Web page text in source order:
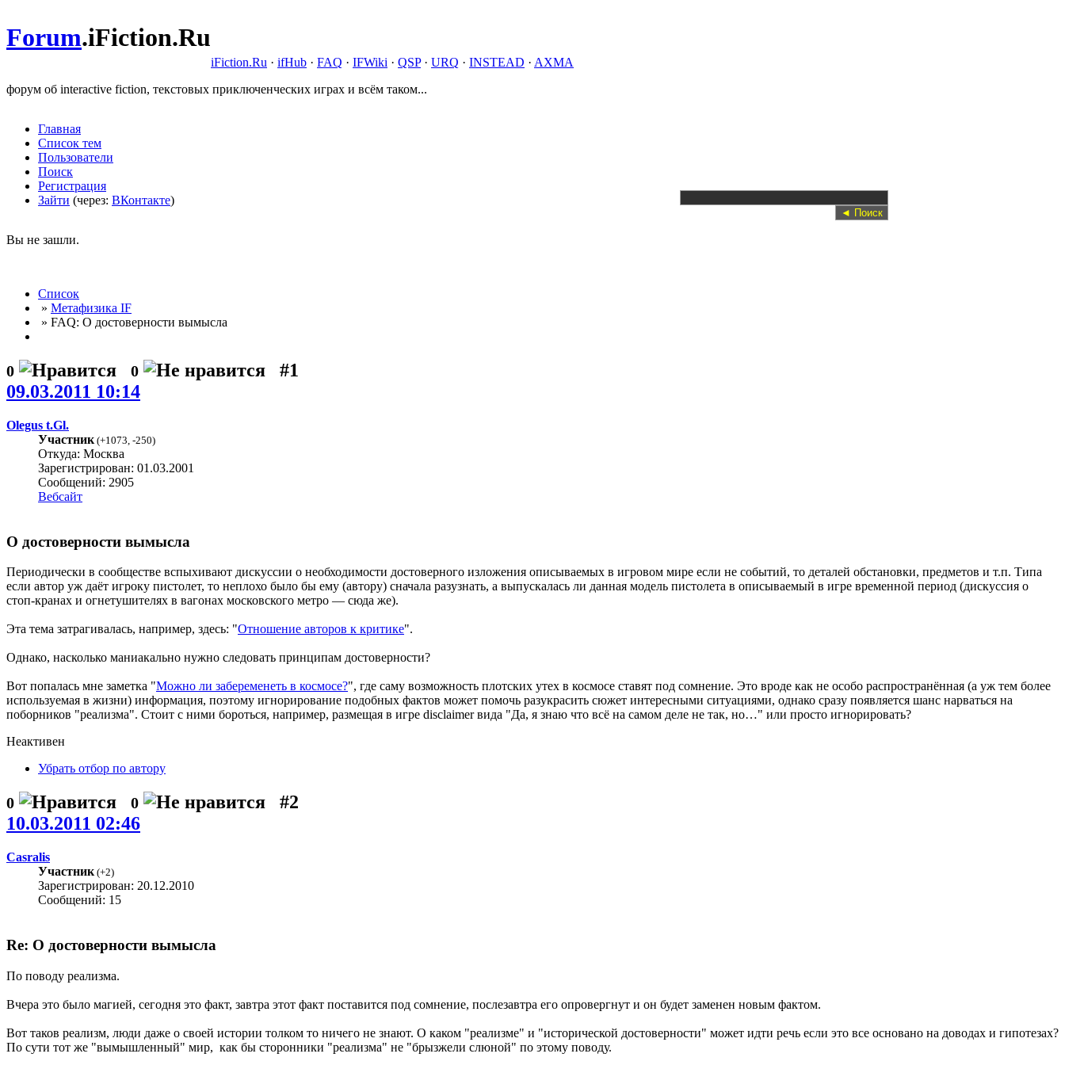
Forum.iFiction.Ru
iFiction.Ru · ifHub · FAQ · IFWiki · QSP· URQ · INSTEAD · AXMA
форум об interactive fiction, текстовых приключенческих играх и всём таком...
Главная
Список тем
Пользователи
Поиск
Регистрация
Зайти (через: ВКонтакте)
Вы не зашли.
Список
» Метафизика IF
» FAQ: О достоверности вымысла
0 0
#1
09.03.2011 10:14
Olegus t.Gl.
Участник (+1073 -250)
Откуда: Москва
Зарегистрирован: 01.03.2001
Сообщений: 2905
Вебсайт
О достоверности вымысла
Периодически в сообществе вспыхивают дискуссии о необходимости достоверного изложения описываемых в игровом мире если не событий, то деталей обстановки, предметов и т.п. Типа
если автор уж даёт игроку пистолет, то неплохо было бы ему (автору) сначала разузнать, а выпускалась ли данная модель пистолета в описываемый в игре временной период (дискуссия о
стоп-кранах и огнетушителях в вагонах московского метро — сюда же).
Эта тема затрагивалась, например, здесь: "Отношение авторов к критике".
Однако, насколько маниакально нужно следовать принципам достоверности?
Вот попалась мне заметка "Можно ли забеременеть в космосе?", где саму возможность плотских утех в космосе ставят под сомнение. Это вроде как не особо распространённая (а уж тем более
используемая в жизни) информация, поэтому игнорирование подобных фактов может помочь разукрасить сюжет интересными ситуациями, однако сразу появляется шанс нарваться на
поборников "реализма". Стоит с ними бороться, например, размещая в игре disclaimer вида "Да, я знаю что всё на самом деле не так, но…" или просто игнорировать?
Неактивен
Убрать отбор по автору
0 0
#2
10.03.2011 02:46
Casralis
Участник(+2)
Зарегистрирован: 20.12.2010
Сообщений: 15
Re: О достоверности вымысла
По поводу реализма.
Вчера это было магией, сегодня это факт, завтра этот факт поставится под сомнение, послезавтра его опровергнут и он будет заменен новым фактом.
Вот таков реализм, люди даже о своей истории толком то ничего не знают. О каком "реализме" и "исторической достоверности" может идти речь если это все основано на доводах и гипотезах?
По сути тот же "вымышленный" мир, как бы сторонники "реализма" не "брызжели слюной" по этому поводу.